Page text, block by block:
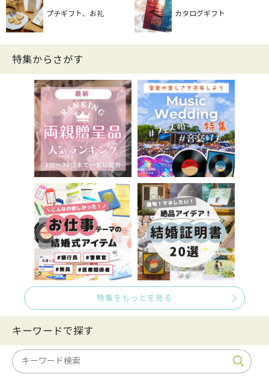
プチギフト、お礼 カタログギフト
特集からさがす
特集をもっとを見る
キーワードで探す